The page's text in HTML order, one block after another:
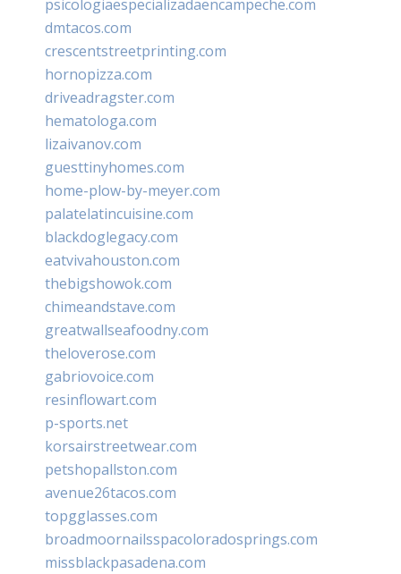
psicologiaespecializadaencampeche.com
dmtacos.com
crescentstreetprinting.com
hornopizza.com
driveadragster.com
hematologa.com
lizaivanov.com
guesttinyhomes.com
home-plow-by-meyer.com
palatelatincuisine.com
blackdoglegacy.com
eatvivahouston.com
thebigshowok.com
chimeandstave.com
greatwallseafoodny.com
theloverose.com
gabriovoice.com
resinflowart.com
p-sports.net
korsairstreetwear.com
petshopallston.com
avenue26tacos.com
topgglasses.com
broadmoornailsspacoloradosprings.com
missblackpasadena.com